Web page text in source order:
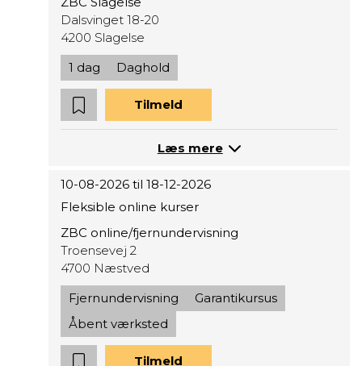
Dalsvinget 18-20
4200 Slagelse
1 dag
Daghold
Tilmeld
Læs mere
10-08-2026 til 18-12-2026
Fleksible online kurser
ZBC online/fjernundervisning
Troensevej 2
4700 Næstved
Fjernundervisning
Garantikursus
Åbent værksted
Tilmeld